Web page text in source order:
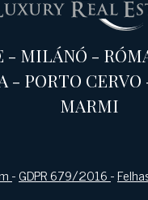
- MILÁNÓ -
- PORTO CERVO
MARMI
-GDPR 679/2016-